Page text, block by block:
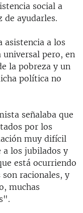
social a
de ayudarles.
asistencia a los
universal pero, en
la pobreza y un
política no
señalaba que
por los
muy difícil
a los jubilados y
está ocurriendo
racionales, y
muchas